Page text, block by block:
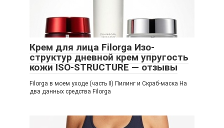
Крем для лица Filorga Изо-
структур дневной крем упругость
кожи ISO-STRUCTURE — отзывы
Filorga в моем уходе (часть II) Пилинг и Скраб-маска На
два данных средства Filorga